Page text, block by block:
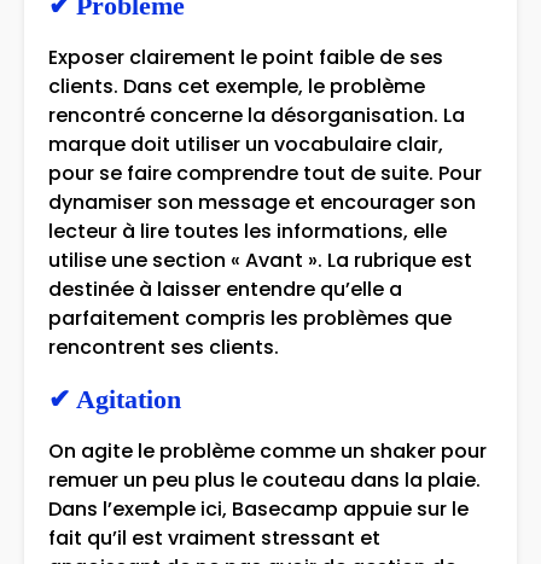
Exposer clairement le point faible de ses
clients. Dans cet exemple, le problème
rencontré concerne la désorganisation. La
marque doit utiliser un vocabulaire clair,
pour se faire comprendre tout de suite. Pour
dynamiser son message et encourager son
lecteur à lire toutes les informations, elle
utilise une section « Avant ». La rubrique est
destinée à laisser entendre qu’elle a
parfaitement compris les problèmes que
rencontrent ses clients.
✔ Agitation
On agite le problème comme un shaker pour
remuer un peu plus le couteau dans la plaie.
Dans l’exemple ici, Basecamp appuie sur le
fait qu’il est vraiment stressant et